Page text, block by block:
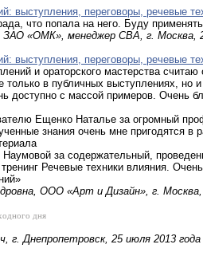
выступления, переговоры, речевые
что попала на него. Буду
ЗАО «ОМК», менеджер СВА, г. Москва,
выступления, переговоры, речевые
и ораторского мастерства
только в публичных выступлениях, но
доступно с массой примеров. Очень
Ещенко Наталье за огромный
знания очень мне пригодятся в
за содержательный,
Речевые техники влияния.
ООО «Арт и Дизайн», г.
дня
г. Днепропетровск, 25 июля 2013 года